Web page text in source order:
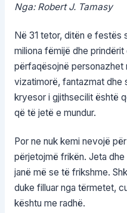
Nga: Robert J. Tamasy
Në 31 tetor, ditën e festës
miliona fëmijë dhe
përfaqësojnë
vizatimorë, fantazmat dhe
kryesor i gjithsecilit është
që të jetë e mundur.
Por ne nuk kemi nevojë
përjetojmë frikën. Jeta
janë më se të frikshme.
duke filluar nga tërmetet,
kështu me radhë.